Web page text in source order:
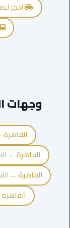
مكاتب
ليموزين
حلوان
ليموزين
الإسماعيلية
ليموزين
المنوفية
احجز
وجهات
القاهرة ←
القاهرة ←